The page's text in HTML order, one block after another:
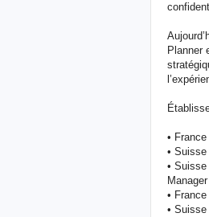
Planner
•
•
•
Manager
•
•